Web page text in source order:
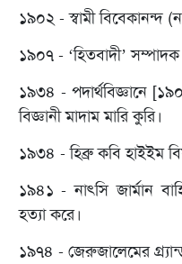
১৯০২ - স্বামী বিবেকানন্দ
১৯০৭ - ‘হিতবাদী’ সম্পাদক
১৯৩৪ - পদার্থবিজ্ঞানে
বিজ্ঞানী মাদাম মারি কুরি।
১৯৩৪ - হিব্রু কবি হাইইম
১৯৪১ - নাৎসি জার্মান
হত্যা করে।
১৯৭৪ - জেরুজালেমের